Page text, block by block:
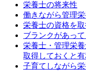
栄養士の将来性
働きながら管理
栄養士の資格を
ブランクがあっ
栄養士・管理栄
取得しておくと
子育てしながら